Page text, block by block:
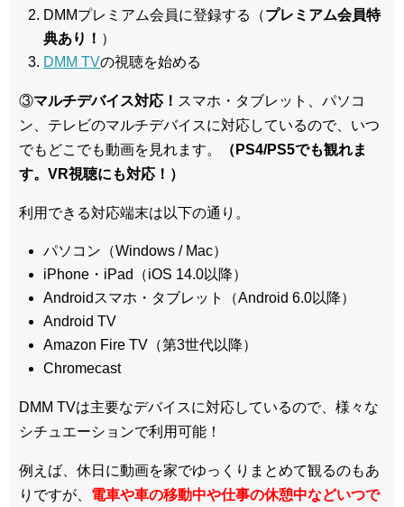
DMMプレミアム会員に登録する（プレミアム会員特
典あり！ ）
DMM TVの視聴を始める
③マルチデバイス対応！ スマホ・タブレット、パソコ
ン、テレビのマルチデバイスに対応しているので、いつ
でもどこでも動画を見れます。
（PS4/PS5でも観れま
す。VR視聴にも対応！）
利用できる対応端末は以下の通り。
パソコン（Windows / Mac）
iPhone・iPad（iOS 14.0以降）
Androidスマホ・タブレット（Android 6.0以降）
Android TV
Amazon Fire TV（第3世代以降）
Chromecast
DMM TVは主要なデバイスに対応しているので、 様々な
シチュエーションで利用可能！
例えば、休日に動画を家でゆっくりまとめて観るのもあ
りですが、 電車や車の移動中や仕事の休憩中などいつで